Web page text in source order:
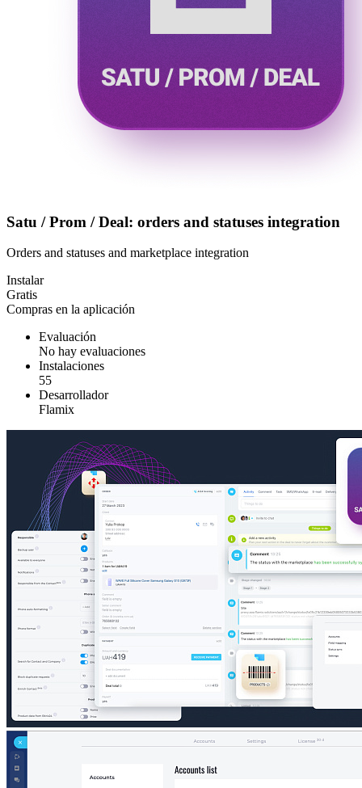
Satu / Prom / Deal: orders and statuses integration
Orders and statuses and marketplace integration
Instalar
Gratis
Compras en la aplicación
Evaluación
No hay evaluaciones
Instalaciones
55
Desarrollador
Flamix